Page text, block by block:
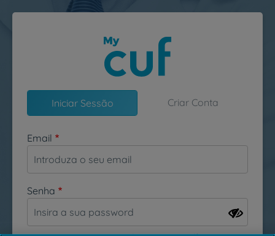
Passar para o conteúdo principal
Iniciar Sessão Criar Conta
Email
Senha